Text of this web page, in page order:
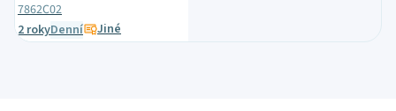
7862C02
2 rokyDenní Jiné